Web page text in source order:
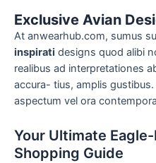
Exclusive Avian
At anwearhub.com, sumus
inspirati designs quod alibi
realibus ad interpretationes
accura- tius, amplis
aspectum vel ora
Your Ultimate
Shopping Guide